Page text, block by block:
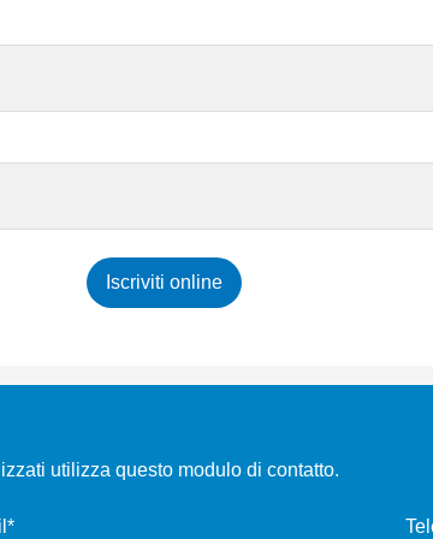
Iscriviti online
utilizza questo modulo di contatto.